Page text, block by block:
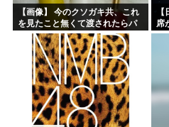
【画像】 今のクソガキ共、これ
を見たこと無くて渡されたらパ
ニクるらしいｗｗｗｗｗｗｗｗ
ｗｗｗｗｗ
席